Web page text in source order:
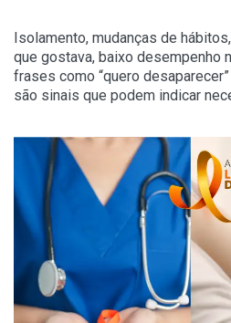
Isolamento, mudanças de
que gostava, baixo desempenho
frases como “quero
são sinais que podem indicar